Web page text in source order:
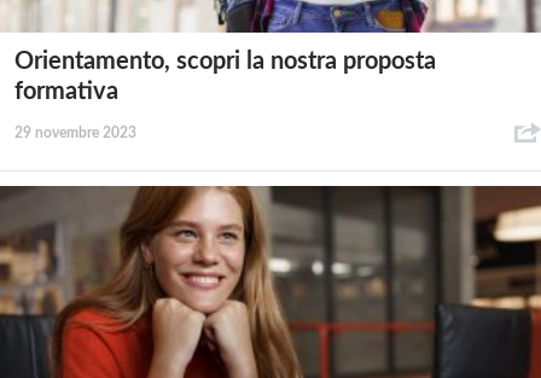
Orientamento, scopri la nostra proposta
formativa
29 novembre 2023